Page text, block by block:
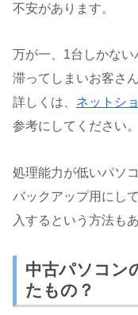
不安があります。
万が一、1台しかな
滞ってしまいお客さ
詳しくは、 ネットシ
参考にしてください。
処理能力が低いパソ
バックアップ用にし
入するという方法も
中古パソコン
たもの？